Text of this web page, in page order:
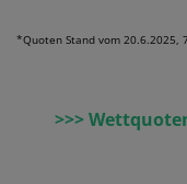
*Quoten Stand vom 20.6.2025,
>>>